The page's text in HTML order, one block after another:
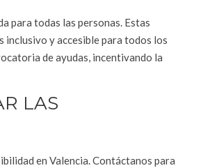
para todas las personas. Estas
inclusivo y accesible para todos los
de ayudas, incentivando la
LAS
en Valencia. Contáctanos para